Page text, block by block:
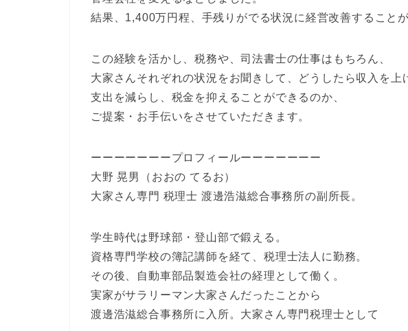
結果、1,400万円程、手残りがでる状況に経営改善すること
この経験を活かし、税務や、司法書士の仕事はもちろん、
大家さんそれぞれの状況をお聞きして、どうしたら収入を上
支出を減らし、税金を抑えることができるのか、
ご提案・お手伝いをさせていただきます。
ーーーーーーープロフィールーーーーーーー
大野 晃男（おおの てるお）
大家さん専門 税理士 渡邊浩滋総合事務所の副所長。
学生時代は野球部・登山部で鍛える。
資格専門学校の簿記講師を経て、税理士法人に勤務。
その後、自動車部品製造会社の経理として働く。
実家がサラリーマン大家さんだったことから
渡邊浩滋総合事務所に入所。大家さん専門税理士として